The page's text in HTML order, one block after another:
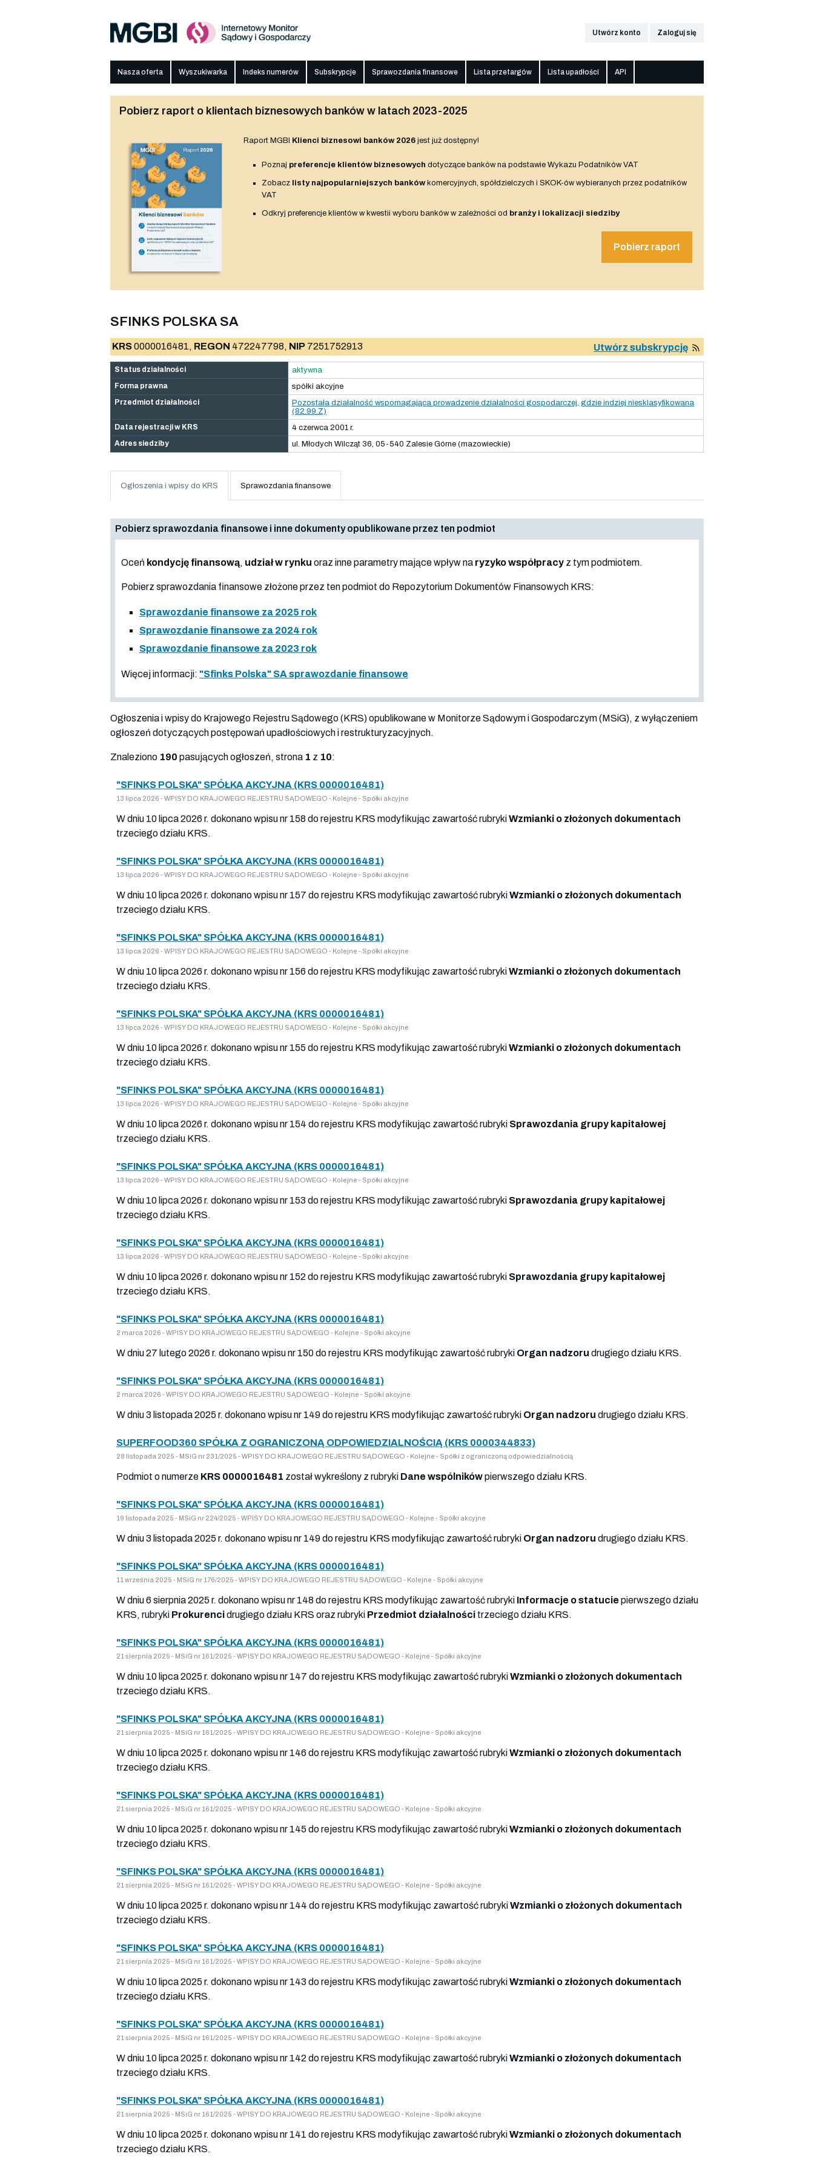
Utwórz konto Zaloguj się
Nasza oferta Wyszukiwarka Indeks numerów Subskrypcje Sprawozdania finansowe Lista przetargów Lista upadłości API
Pobierz raport o klientach biznesowych banków w latach 2023-2025
Raport MGBI Klienci biznesowi banków 2026 jest już dostępny!
Poznaj preferencje klientów biznesowych dotyczące banków na podstawie Wykazu Podatników VAT
Zobacz listy najpopularniejszych bankówkomercyjnych, spółdzielczych i SKOK-ów wybieranych przez podatników
VAT
Odkryj preferencje klientów w kwestii wyboru banków w zależności od branży i lokalizacji siedziby
Pobierz raport
SFINKS POLSKA SA
KRS0000016481, REGON 472247798, NIP 7251752913 Utwórz subskrypcję
Status działalności
aktywna
Forma prawna
spółki akcyjne
Przedmiot działalności
Pozostała działalność wspomagająca prowadzenie działalności gospodarczej, gdzie indziej niesklasyfikowana
(82.99.Z)
Data rejestracji w KRS
4 czerwca 2001 r.
Adres siedziby
ul. Młodych Wilcząt 36, 05-540 Zalesie Górne (mazowieckie)
Ogłoszenia i wpisy do KRS Sprawozdania finansowe
Pobierz sprawozdania finansowe i inne dokumenty opublikowane przez ten podmiot
Oceń kondycję finansową, udział w rynku oraz inne parametry mające wpływ na ryzyko współpracy z tym podmiotem.
Pobierz sprawozdania finansowe złożone przez ten podmiot do Repozytorium Dokumentów Finansowych KRS:
Sprawozdanie finansowe za 2025 rok
Sprawozdanie finansowe za 2024 rok
Sprawozdanie finansowe za 2023 rok
Więcej informacji: "Sfinks Polska" SA sprawozdanie finansowe
Ogłoszenia i wpisy do Krajowego Rejestru Sądowego (KRS) opublikowane w Monitorze Sądowym i Gospodarczym (MSiG), z wyłączeniem
ogłoszeń dotyczących postępowań upadłościowych i restrukturyzacyjnych.
Znaleziono 190 pasujących ogłoszeń, strona 1 z 10:
"SFINKS POLSKA" SPÓŁKA AKCYJNA (KRS 0000016481)
13 lipca 2026 - WPISY DO KRAJOWEGO REJESTRU SĄDOWEGO - Kolejne - Spółki akcyjne
W dniu 10 lipca 2026 r. dokonano wpisu nr 158 do rejestru KRS modyfikując zawartość rubrykiWzmianki o złożonych dokumentach
trzeciego działu KRS.
"SFINKS POLSKA" SPÓŁKA AKCYJNA (KRS 0000016481)
13 lipca 2026 - WPISY DO KRAJOWEGO REJESTRU SĄDOWEGO - Kolejne - Spółki akcyjne
W dniu 10 lipca 2026 r. dokonano wpisu nr 157 do rejestru KRS modyfikując zawartość rubrykiWzmianki o złożonych dokumentach
trzeciego działu KRS.
"SFINKS POLSKA" SPÓŁKA AKCYJNA (KRS 0000016481)
13 lipca 2026 - WPISY DO KRAJOWEGO REJESTRU SĄDOWEGO - Kolejne - Spółki akcyjne
W dniu 10 lipca 2026 r. dokonano wpisu nr 156 do rejestru KRS modyfikując zawartość rubrykiWzmianki o złożonych dokumentach
trzeciego działu KRS.
"SFINKS POLSKA" SPÓŁKA AKCYJNA (KRS 0000016481)
13 lipca 2026 - WPISY DO KRAJOWEGO REJESTRU SĄDOWEGO - Kolejne - Spółki akcyjne
W dniu 10 lipca 2026 r. dokonano wpisu nr 155 do rejestru KRS modyfikując zawartość rubrykiWzmianki o złożonych dokumentach
trzeciego działu KRS.
"SFINKS POLSKA" SPÓŁKA AKCYJNA (KRS 0000016481)
13 lipca 2026 - WPISY DO KRAJOWEGO REJESTRU SĄDOWEGO - Kolejne - Spółki akcyjne
W dniu 10 lipca 2026 r. dokonano wpisu nr 154 do rejestru KRS modyfikując zawartość rubryki Sprawozdania grupy kapitałowej
trzeciego działu KRS.
"SFINKS POLSKA" SPÓŁKA AKCYJNA (KRS 0000016481)
13 lipca 2026 - WPISY DO KRAJOWEGO REJESTRU SĄDOWEGO - Kolejne - Spółki akcyjne
W dniu 10 lipca 2026 r. dokonano wpisu nr 153 do rejestru KRS modyfikując zawartość rubryki Sprawozdania grupy kapitałowej
trzeciego działu KRS.
"SFINKS POLSKA" SPÓŁKA AKCYJNA (KRS 0000016481)
13 lipca 2026 - WPISY DO KRAJOWEGO REJESTRU SĄDOWEGO - Kolejne - Spółki akcyjne
W dniu 10 lipca 2026 r. dokonano wpisu nr 152 do rejestru KRS modyfikując zawartość rubryki Sprawozdania grupy kapitałowej
trzeciego działu KRS.
"SFINKS POLSKA" SPÓŁKA AKCYJNA (KRS 0000016481)
2 marca 2026 - WPISY DO KRAJOWEGO REJESTRU SĄDOWEGO - Kolejne - Spółki akcyjne
W dniu 27 lutego 2026 r. dokonano wpisu nr 150 do rejestru KRS modyfikując zawartość rubryki Organ nadzoru drugiego działu KRS.
"SFINKS POLSKA" SPÓŁKA AKCYJNA (KRS 0000016481)
2 marca 2026 - WPISY DO KRAJOWEGO REJESTRU SĄDOWEGO - Kolejne - Spółki akcyjne
W dniu 3 listopada 2025 r. dokonano wpisu nr 149 do rejestru KRS modyfikując zawartość rubryki Organ nadzoru drugiego działu KRS.
SUPERFOOD360 SPÓŁKA Z OGRANICZONĄ ODPOWIEDZIALNOŚCIĄ (KRS 0000344833)
28 listopada 2025 - MSiG nr 231/2025 - WPISY DO KRAJOWEGO REJESTRU SĄDOWEGO - Kolejne - Spółki z ograniczoną odpowiedzialnością
Podmiot o numerze KRS 0000016481 został wykreślony z rubryki Dane wspólnikówpierwszego działu KRS.
"SFINKS POLSKA" SPÓŁKA AKCYJNA (KRS 0000016481)
19 listopada 2025 - MSiG nr 224/2025 - WPISY DO KRAJOWEGO REJESTRU SĄDOWEGO - Kolejne - Spółki akcyjne
W dniu 3 listopada 2025 r. dokonano wpisu nr 149 do rejestru KRS modyfikując zawartość rubryki Organ nadzoru drugiego działu KRS.
"SFINKS POLSKA" SPÓŁKA AKCYJNA (KRS 0000016481)
11 września 2025 - MSiG nr 176/2025 - WPISY DO KRAJOWEGO REJESTRU SĄDOWEGO - Kolejne - Spółki akcyjne
W dniu 6 sierpnia 2025 r. dokonano wpisu nr 148 do rejestru KRS modyfikując zawartość rubryki Informacje o statucie pierwszego działu
KRS, rubryki Prokurencidrugiego działu KRS oraz rubryki Przedmiot działalności trzeciego działu KRS.
"SFINKS POLSKA" SPÓŁKA AKCYJNA (KRS 0000016481)
21 sierpnia 2025 - MSiG nr 161/2025 - WPISY DO KRAJOWEGO REJESTRU SĄDOWEGO - Kolejne - Spółki akcyjne
W dniu 10 lipca 2025 r. dokonano wpisu nr 147 do rejestru KRS modyfikując zawartość rubrykiWzmianki o złożonych dokumentach
trzeciego działu KRS.
"SFINKS POLSKA" SPÓŁKA AKCYJNA (KRS 0000016481)
21 sierpnia 2025 - MSiG nr 161/2025 - WPISY DO KRAJOWEGO REJESTRU SĄDOWEGO - Kolejne - Spółki akcyjne
W dniu 10 lipca 2025 r. dokonano wpisu nr 146 do rejestru KRS modyfikując zawartość rubrykiWzmianki o złożonych dokumentach
trzeciego działu KRS.
"SFINKS POLSKA" SPÓŁKA AKCYJNA (KRS 0000016481)
21 sierpnia 2025 - MSiG nr 161/2025 - WPISY DO KRAJOWEGO REJESTRU SĄDOWEGO - Kolejne - Spółki akcyjne
W dniu 10 lipca 2025 r. dokonano wpisu nr 145 do rejestru KRS modyfikując zawartość rubrykiWzmianki o złożonych dokumentach
trzeciego działu KRS.
"SFINKS POLSKA" SPÓŁKA AKCYJNA (KRS 0000016481)
21 sierpnia 2025 - MSiG nr 161/2025 - WPISY DO KRAJOWEGO REJESTRU SĄDOWEGO - Kolejne - Spółki akcyjne
W dniu 10 lipca 2025 r. dokonano wpisu nr 144 do rejestru KRS modyfikując zawartość rubrykiWzmianki o złożonych dokumentach
trzeciego działu KRS.
"SFINKS POLSKA" SPÓŁKA AKCYJNA (KRS 0000016481)
21 sierpnia 2025 - MSiG nr 161/2025 - WPISY DO KRAJOWEGO REJESTRU SĄDOWEGO - Kolejne - Spółki akcyjne
W dniu 10 lipca 2025 r. dokonano wpisu nr 143 do rejestru KRS modyfikując zawartość rubrykiWzmianki o złożonych dokumentach
trzeciego działu KRS.
"SFINKS POLSKA" SPÓŁKA AKCYJNA (KRS 0000016481)
21 sierpnia 2025 - MSiG nr 161/2025 - WPISY DO KRAJOWEGO REJESTRU SĄDOWEGO - Kolejne - Spółki akcyjne
W dniu 10 lipca 2025 r. dokonano wpisu nr 142 do rejestru KRS modyfikując zawartość rubrykiWzmianki o złożonych dokumentach
trzeciego działu KRS.
"SFINKS POLSKA" SPÓŁKA AKCYJNA (KRS 0000016481)
21 sierpnia 2025 - MSiG nr 161/2025 - WPISY DO KRAJOWEGO REJESTRU SĄDOWEGO - Kolejne - Spółki akcyjne
W dniu 10 lipca 2025 r. dokonano wpisu nr 141 do rejestru KRS modyfikując zawartość rubrykiWzmianki o złożonych dokumentach
trzeciego działu KRS.